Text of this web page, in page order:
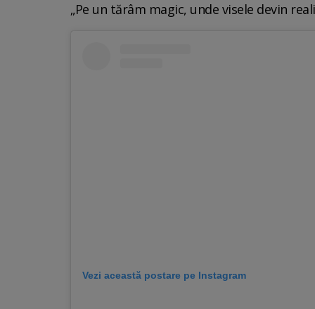
„Pe un tărâm magic, unde visele devin
Vezi această postare pe Instagram